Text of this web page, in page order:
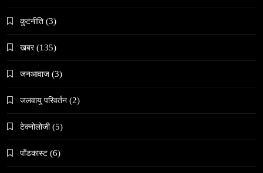
May 9, 2024
कुटनीति (3)
खबर (135)
जनआवाज (3)
जलवायु परिवर्तन (2)
टेक्नोलोजी (5)
पाँडकास्ट (6)